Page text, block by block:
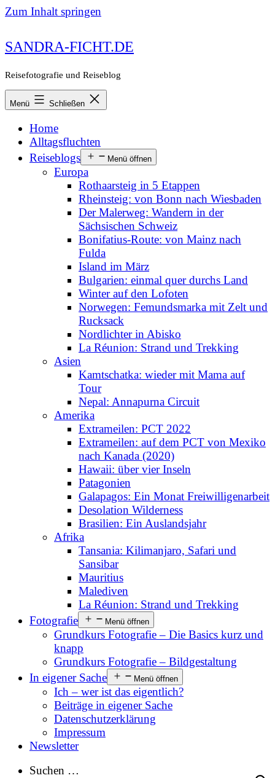
Zum Inhalt springen
SANDRA-FICHT.DE
Reisefotografie und Reiseblog
Menü Schließen
Home
Alltagsfluchten
Reiseblogs
Menü öffnen
Europa
Rothaarsteig in 5 Etappen
Rheinsteig: von Bonn nach Wiesbaden
Der Malerweg: Wandern in der
Sächsischen Schweiz
Bonifatius-Route: von Mainz nach
Fulda
Island im März
Bulgarien: einmal quer durchs Land
Winter auf den Lofoten
Norwegen: Femundsmarka mit Zelt und
Rucksack
Nordlichter in Abisko
La Réunion: Strand und Trekking
Asien
Kamtschatka: wieder mit Mama auf
Tour
Nepal: Annapurna Circuit
Amerika
Extrameilen: PCT 2022
Extrameilen: auf dem PCT von Mexiko
nach Kanada (2020)
Hawaii: über vier Inseln
Patagonien
Galapagos: Ein Monat Freiwilligenarbeit
Desolation Wilderness
Brasilien: Ein Auslandsjahr
Afrika
Tansania: Kilimanjaro, Safari und
Sansibar
Mauritius
Malediven
La Réunion: Strand und Trekking
Fotografie
Menü öffnen
Grundkurs Fotografie – Die Basics kurz und
knapp
Grundkurs Fotografie – Bildgestaltung
In eigener Sache
Menü öffnen
Ich – wer ist das eigentlich?
Beiträge in eigener Sache
Datenschutzerklärung
Impressum
Newsletter
Suchen …